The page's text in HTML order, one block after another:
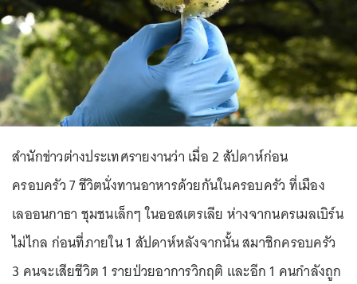
สำนักข่าวต่างประเทศรายงานว่า เมื่อ 2 สัปดาห์ก่อน
ครอบครัว 7 ชีวิตนั่งทานอาหารด้วยกันในครอบครัว ที่เมือง
เลออนกาธา ชุมชนเล็กๆ ในออสเตรเลีย ห่างจากนครเมลเบิร์น
ไม่ไกล ก่อนที่ภายใน 1 สัปดาห์หลังจากนั้น สมาชิกครอบครัว
3 คนจะเสียชีวิต 1 รายป่วยอาการวิกฤติ และอีก 1 คนกำลังถูก